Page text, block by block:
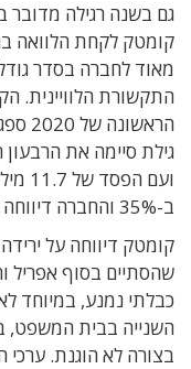
גם בשנה רגילה
מאוד לחברה בסדר
התקשורת הלוויינית.
ועם
ב-35% והחברה דיווחה על הפסד של 4 מיליון דולר.
כבלתי נמנע, במיוחד
השנייה בבית המשפט,
בצורה לא הוגנת.